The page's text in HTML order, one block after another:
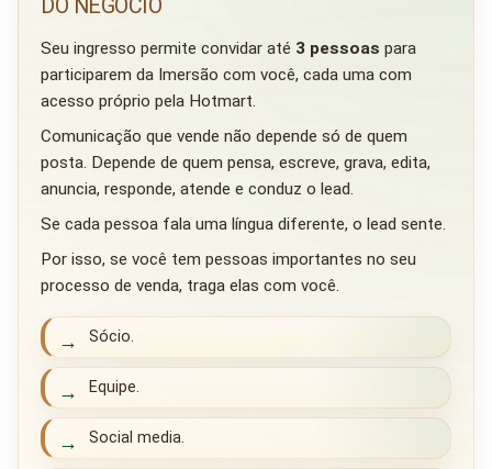
DO NEGÓCIO
Seu ingresso permite convidar até 3 pessoas para
participarem da Imersão com você, cada uma com
acesso próprio pela Hotmart.
Comunicação que vende não depende só de quem
posta. Depende de quem pensa, escreve, grava, edita,
anuncia, responde, atende e conduz o lead.
Se cada pessoa fala uma língua diferente, o lead sente.
Por isso, se você tem pessoas importantes no seu
processo de venda, traga elas com você.
→ Sócio.
→ Equipe.
→ Social media.